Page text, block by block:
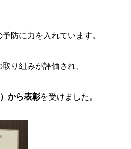
防に力を入れています。
り組みが評価され、
から表彰を受けました。